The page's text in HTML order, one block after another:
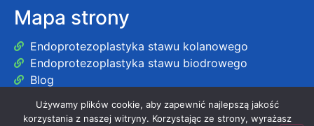
Mapa strony
Endoprotezoplastyka stawu kolanowego
Endoprotezoplastyka stawu biodrowego
Blog
Używamy plików cookie, aby zapewnić najlepszą jakość
korzystania z naszej witryny. Korzystając ze strony, wyrażasz